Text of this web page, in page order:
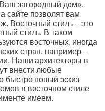
загородный дом».
сайте позволят вам
Восточный стиль – это
стиль. В таком
восточных, иногда
стран, например –
Наши архитекторы в
внести любые
быстро новый эскиз
в восточном стиле
имеем.